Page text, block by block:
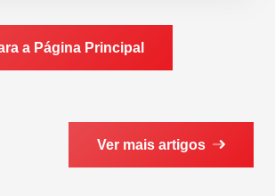
a Página Principal
Ver mais artigos